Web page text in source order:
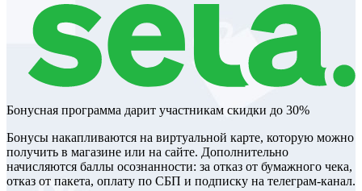
Бонусная программа дарит участникам скидки до 30%
Бонусы накапливаются на виртуальной карте, которую можно
получить в магазине или на сайте. Дополнительно
начисляются баллы осознанности: за отказ от бумажного чека,
отказ от пакета, оплату по СБП и подписку на телеграм-канал.